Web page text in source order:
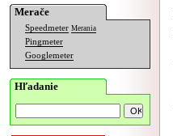
Merače
Speedmeter Merania
Pingmeter
Googlemeter
Hľadanie